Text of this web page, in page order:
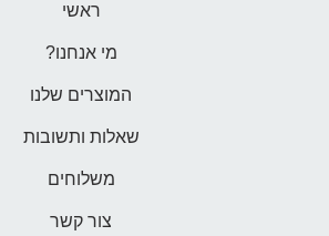
ראשי
מי אנחנו?
המוצרים שלנו
שאלות ותשובות
משלוחים
צור קשר